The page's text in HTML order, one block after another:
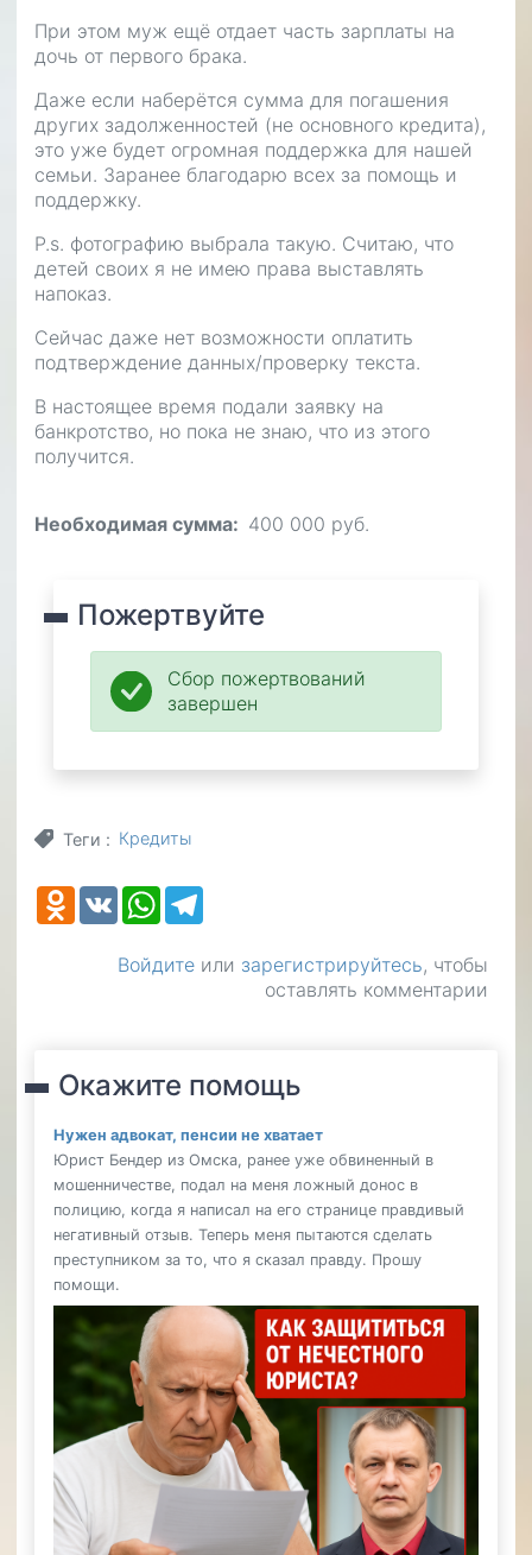
При этом муж ещё отдает часть зарплаты на
дочь от первого брака.
Даже если наберётся сумма для погашения
других задолженностей (не основного кредита),
это уже будет огромная поддержка для нашей
семьи. Заранее благодарю всех за помощь и
поддержку.
P.s. фотографию выбрала такую. Считаю, что
детей своих я не имею права выставлять
напоказ.
Сейчас даже нет возможности оплатить
подтверждение данных/проверку текста.
В настоящее время подали заявку на
банкротство, но пока не знаю, что из этого
получится.
Необходимая сумма 400 000 руб.
Пожертвуйте
Сбор пожертвований
завершен
Теги Кредиты
Odnoklassniki
VK WhatsApp
Войдите или зарегистрируйтесь, чтобы
оставлять комментарии
Окажите помощь
Нужен адвокат, пенсии не хватает
Юрист Бендер из Омска, ранее уже обвиненный в
мошенничестве, подал на меня ложный донос в
полицию, когда я написал на его странице правдивый
негативный отзыв. Теперь меня пытаются сделать
преступником за то, что я сказал правду. Прошу
помощи.